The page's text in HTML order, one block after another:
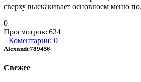
сверху выскакивает основноем меню
0
Просмотров: 624
Коментарии: 0
Alexandr789456
Свежее